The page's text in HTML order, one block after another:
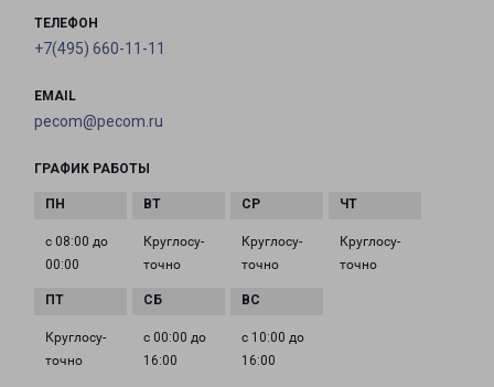
ТЕЛЕФОН
+7(495) 660-11-11
EMAIL
pecom@pecom.ru
ГРАФИК РАБОТЫ
с 08:00 до
00:00
Круглосу­
точно
Круглосу­
точно
Круглосу­
точно
Круглосу­
точно
с 00:00 до
16:00
с 10:00 до
16:00